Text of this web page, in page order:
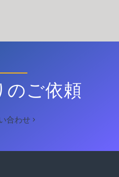
のご依頼
合わせ